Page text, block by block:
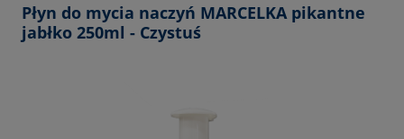
Płyn do mycia naczyń MARCELKA pikantne
jabłko 250ml - Czystuś